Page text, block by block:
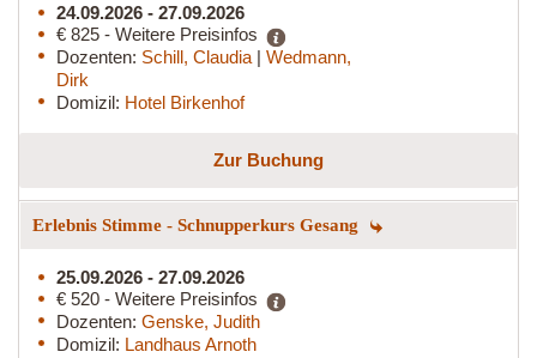
24.09.2026 - 27.09.2026
€ 825 - Weitere Preisinfos
Dozenten: Schill, Claudia | Wedmann,
Dirk
Domizil: Hotel Birkenhof
Zur Buchung
Erlebnis Stimme - Schnupperkurs Gesang
25.09.2026 - 27.09.2026
€ 520 - Weitere Preisinfos
Dozenten: Genske, Judith
Domizil: Landhaus Arnoth